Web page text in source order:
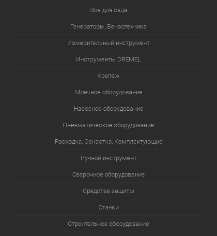
Все для сада
Генераторы, Бензотехника
Измерительный инструмент
Инструменты DREMEL
Крепеж
Моечное оборудование
Насосное оборудование
Пневматическое оборудование
Расходка, Оснастка, Комплектующие
Ручной инструмент
Сварочное оборудование
Средства защиты
Станки
Строительное оборудование